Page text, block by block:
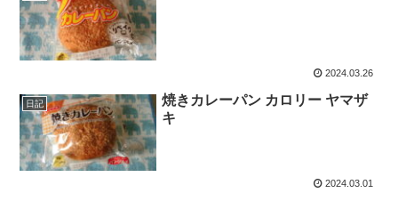
2024.03.26
日記
焼きカレーパン カロリー ヤマザ
キ
2024.03.01